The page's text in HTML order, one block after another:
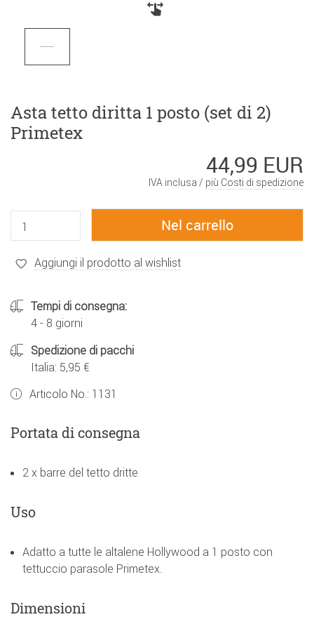
Asta tetto diritta 1 posto (set di 2)
Primetex
44,99 EUR
IVA inclusa / più Costi di spedizione
Aggiungi il prodotto al wishlist
Tempi di consegna:
4 - 8 giorni
Spedizione di pacchi
Italia: 5,95 €
Articolo No.: 1131
Portata di consegna
2 x barre del tetto dritte
Uso
Adatto a tutte le altalene Hollywood a 1 posto con
tettuccio parasole Primetex.
Dimensioni